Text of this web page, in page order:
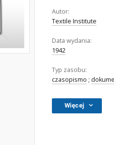
Autor:
Textile Institute
Data wydania:
1942
Typ zasobu:
czasopismo ;
Więcej